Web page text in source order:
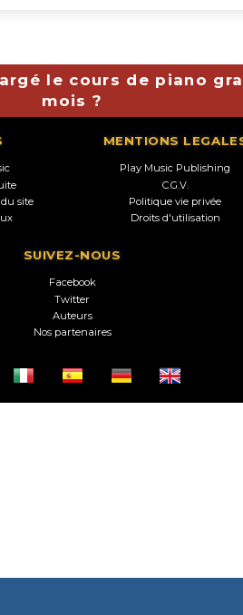
le cours de piano
mois ?
site
MENTIONS
Play Music Publishing
C.G.V.
Politique vie privée
Droits d'utilisation
SUIVEZ-NOUS
Facebook
Twitter
Auteurs
Nos partenaires